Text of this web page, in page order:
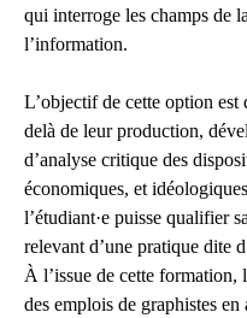
qui interroge les champs de
l’information.
L’objectif de cette option est
delà de leur production,
d’analyse critique des
économiques, et
l’étudiant·e puisse qualifier
relevant d’une pratique dite
À l’issue de cette formation,
des emplois de graphistes